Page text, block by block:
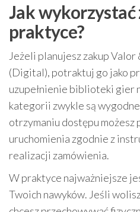
Jak wykorzystać
praktyce?
Jeżeli planujesz zakup
(Digital), potraktuj go jako
uzupełnienie biblioteki gier
kategorii zwykle są
otrzymaniu dostępu możesz
uruchomienia zgodnie z
realizacji zamówienia.
W praktyce najważniejsze
Twoich nawyków. Jeśli